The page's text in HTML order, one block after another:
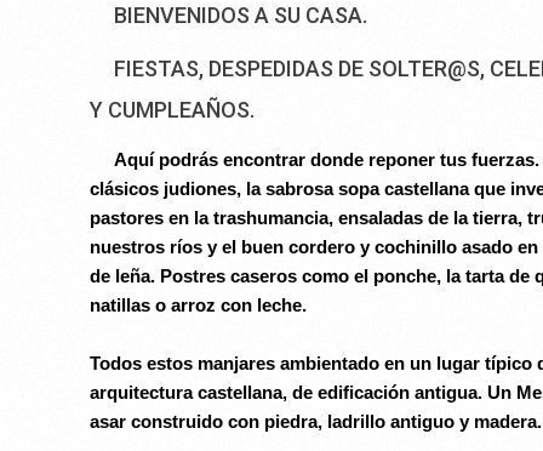
BIENVENIDOS A SU CASA.
FIESTAS, DESPEDIDAS DE SOLTER@S,
Y CUMPLEAÑOS.
Aquí podrás encontrar donde reponer tus
clásicos judiones, la sabrosa sopa castellana que
pastores en la trashumancia, ensaladas de la tierra,
nuestros ríos y el buen cordero y cochinillo asado
de leña. Postres caseros como el ponche, la tarta de
natillas o arroz con leche.
Todos estos manjares ambientado en un lugar típico
arquitectura castellana, de edificación antigua. Un
asar construido con piedra, ladrillo antiguo y madera.